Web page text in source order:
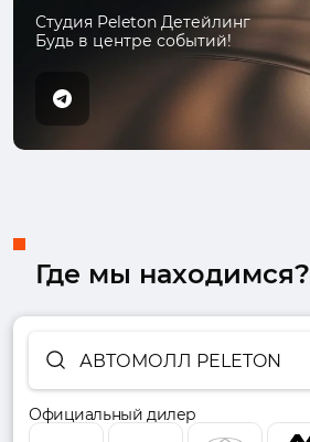
Студия Peleton Детейлинг
Будь в центре событий!
Где мы находимся?
АВТОМОЛЛ PELETON
Официальный дилер